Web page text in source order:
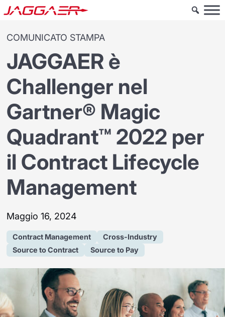
COMUNICATO STAMPA
JAGGAER è
Challenger nel
Gartner® Magic
Quadrant™ 2022 per
il Contract Lifecycle
Management
Maggio 16, 2024
Contract Management
Cross-Industry
Source to Contract
Source to Pay